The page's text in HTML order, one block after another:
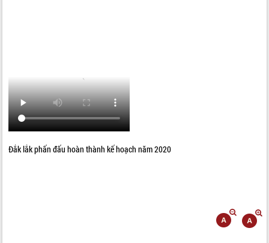
Đắk lắk phấn đấu hoàn thành kế hoạch năm 2020